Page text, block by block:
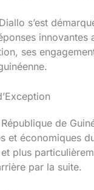
s’est
ses
de
économiques
plus
par la suite.